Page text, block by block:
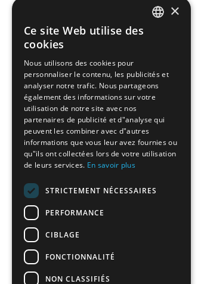
FRENCH
BULGARIAN
GERMAN
ROMANIAN
TURKISH
×
Ce site Web utilise des
cookies
Nous utilisons des cookies pour
personnaliser le contenu, les publicités et
analyser notre trafic. Nous partageons
également des informations sur votre
utilisation de notre site avec nos
partenaires de publicité et d"analyse qui
peuvent les combiner avec d"autres
informations que vous leur avez fournies ou
qu"ils ont collectées lors de votre utilisation
de leurs services. En savoir plus
STRICTEMENT NÉCESSAIRES
PERFORMANCE
CIBLAGE
FONCTIONNALITÉ
NON CLASSIFIÉS